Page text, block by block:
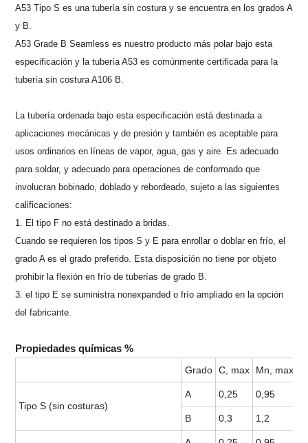
A53 Tipo S es una tubería sin costura y se encuentra en los grados A
y B.
A53 Grade B Seamless es nuestro producto más polar bajo esta
especificación y la tubería A53 es comúnmente certificada para la
tubería sin costura A106 B.
La tubería ordenada bajo esta especificación está destinada a
aplicaciones mecánicas y de presión y también es aceptable para
usos ordinarios en líneas de vapor, agua, gas y aire. Es adecuado
para soldar, y adecuado para operaciones de conformado que
involucran bobinado, doblado y rebordeado, sujeto a las siguientes
calificaciones:
1. El tipo F no está destinado a bridas.
Cuando se requieren los tipos S y E para enrollar o doblar en frío, el
grado A es el grado preferido. Esta disposición no tiene por objeto
prohibir la flexión en frío de tuberías de grado B.
3. el tipo E se suministra nonexpanded o frío ampliado en la opción
del fabricante.
Propiedades químicas %
Grado C, max Mn, max
Tipo S (sin costuras)
A 0,25 0,95
B 0,3 1,2